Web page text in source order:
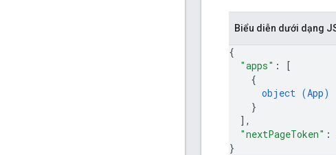
Biểu diễn dưới dạng
{
"apps" :
[
{
object (App)
}
] ,
"nextPageToken" :
}